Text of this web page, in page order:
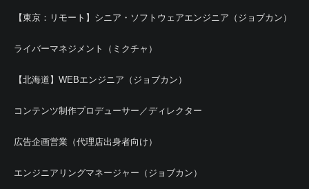
【東京：リモート】シニア・ソフトウェアエンジニア（ジョブカン）
ライバーマネジメント（ミクチャ）
【北海道】WEBエンジニア（ジョブカン）
コンテンツ制作プロデューサー／ディレクター
広告企画営業（代理店出身者向け）
エンジニアリングマネージャー（ジョブカン）